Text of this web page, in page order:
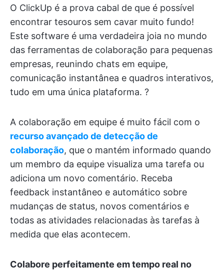
O ClickUp é a prova cabal de que é possível
encontrar tesouros sem cavar muito fundo!
Este software é uma verdadeira joia no mundo
das ferramentas de colaboração para pequenas
empresas, reunindo chats em equipe,
comunicação instantânea e quadros interativos,
tudo em uma única plataforma. ?
A colaboração em equipe é muito fácil com o
recurso avançado de detecção de
colaboração, que o mantém informado quando
um membro da equipe visualiza uma tarefa ou
adiciona um novo comentário. Receba
feedback instantâneo e automático sobre
mudanças de status, novos comentários e
todas as atividades relacionadas às tarefas à
medida que elas acontecem.
Colabore perfeitamente em tempo real no